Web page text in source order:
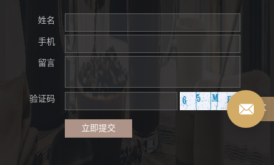
姓名
手机
留言
验证码